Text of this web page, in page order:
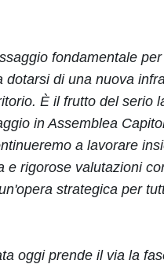
fondamentale
di una nuova
È il frutto del serio
in Assemblea
a lavorare
rigorose valutazioni
strategica per
oggi prende il via la